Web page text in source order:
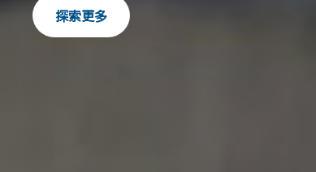
探索更多